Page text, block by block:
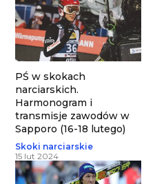
PŚ w skokach
narciarskich.
Harmonogram i
transmisje zawodów w
Sapporo (16-18 lutego)
Skoki narciarskie
15 lut 2024